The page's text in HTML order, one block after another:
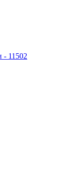
- 11502